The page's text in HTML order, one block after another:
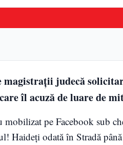
judecă
îl acuză de luare de
pe Facebook sub
Haideți odată în Stradă